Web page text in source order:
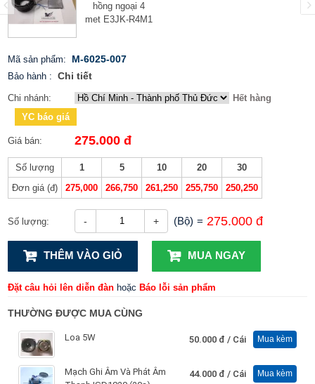
Mã sản phẩm: M-6025-007
Bảo hành : Chi tiết
Chi nhánh:
Hết hàng
YC báo giá
Giá bán: 275.000 đ
Số lượng
Đơn giá (đ)
1
275,000
5
266,750
10
261,250
20
255,750
30
250,250
Số lượng: - + (Bộ) = 275.000 đ
THÊM VÀO GIỎ MUA NGAY
Đặt câu hỏi lên diễn đàn hoặc Báo lỗi sản phẩm
THƯỜNG ĐƯỢC MUA CÙNG
Loa 5W 50.000 đ / Cái Mua kèm
Mạch Ghi Âm Và Phát Âm
44.000 đ / Cái Mua kèm